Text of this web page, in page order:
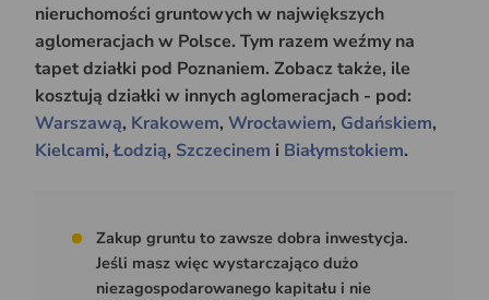
nieruchomości gruntowych w największych
aglomeracjach w Polsce. Tym razem weźmy na
tapet działki pod Poznaniem. Zobacz także, ile
kosztują działki w innych aglomeracjach - pod:
Warszawą, Krakowem, Wrocławiem, Gdańskiem,
Kielcami,Łodzią, Szczecinem i Białymstokiem.
Zakup gruntu to zawsze dobra inwestycja.
Jeśli masz więc wystarczająco dużo
niezagospodarowanego kapitału i nie